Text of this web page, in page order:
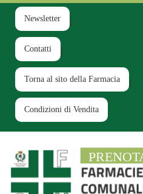
Passa
contenuto
principale
Newsletter
Contatti
Torna al sito della Farmacia
Condizioni di Vendita
Farmacia
Comunale